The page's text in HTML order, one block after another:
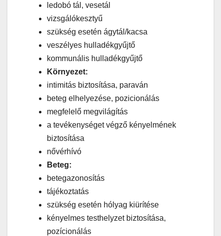
ledobó tál, vesetál
vizsgálókesztyű
szükség esetén ágytál/kacsa
veszélyes hulladékgyűjtő
kommunális hulladékgyűjtő
Környezet:
intimitás biztosítása, paraván
beteg elhelyezése, pozicionálás
megfelelő megvilágítás
a tevékenységet végző kényelmének
biztosítása
nővérhívó
Beteg:
betegazonosítás
tájékoztatás
szükség esetén hólyag kiürítése
kényelmes testhelyzet biztosítása,
pozícionálás